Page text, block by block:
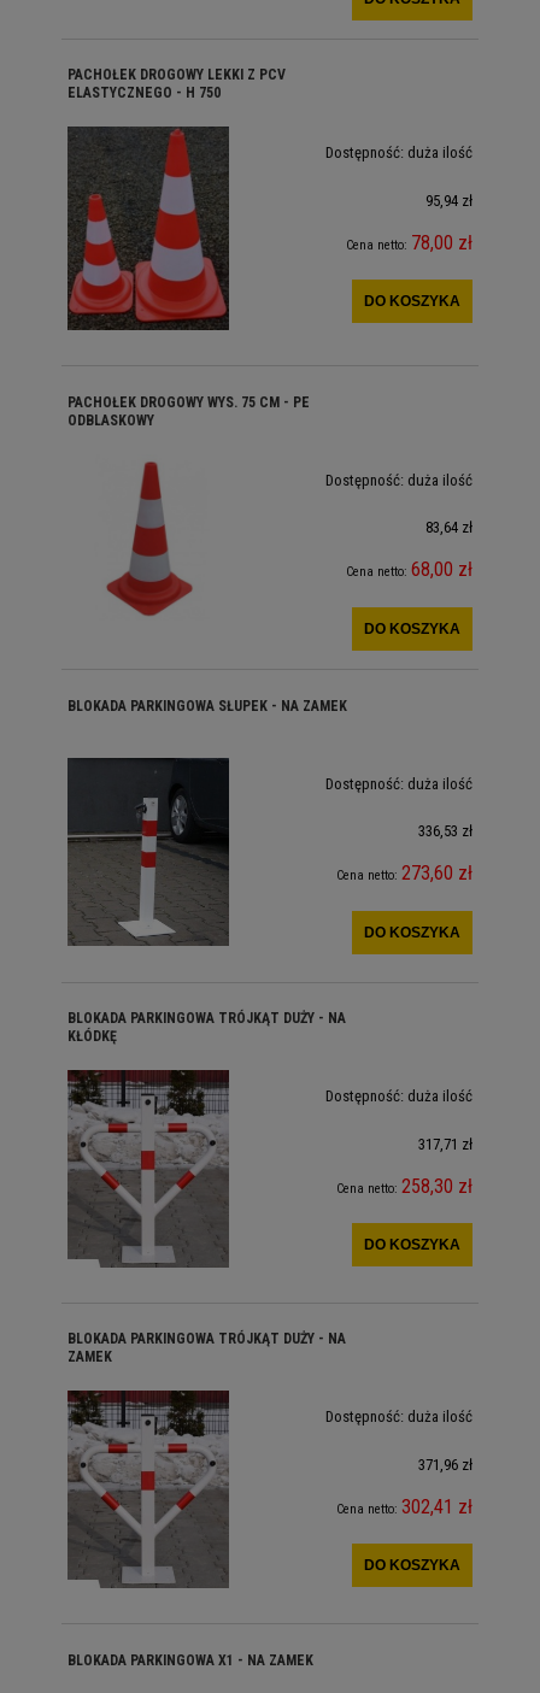
PACHOŁEK DROGOWY LEKKI Z PCV
ELASTYCZNEGO - H 750
Dostępność: duża ilość
95,94 zł
Cena netto: 78,00 zł
DO KOSZYKA
PACHOŁEK DROGOWY WYS. 75 CM - PE
ODBLASKOWY
Dostępność: duża ilość
83,64 zł
Cena netto: 68,00 zł
DO KOSZYKA
BLOKADA PARKINGOWA SŁUPEK - NA ZAMEK
Dostępność: duża ilość
336,53 zł
Cena netto: 273,60 zł
DO KOSZYKA
BLOKADA PARKINGOWA TRÓJKĄT DUŻY - NA
KŁÓDKĘ
Dostępność: duża ilość
317,71 zł
Cena netto: 258,30 zł
DO KOSZYKA
BLOKADA PARKINGOWA TRÓJKĄT DUŻY - NA
ZAMEK
Dostępność: duża ilość
371,96 zł
Cena netto: 302,41 zł
DO KOSZYKA
BLOKADA PARKINGOWA X1 - NA ZAMEK